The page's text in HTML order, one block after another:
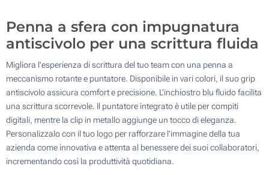
Penna a sfera con impugnatura
antiscivolo per una scrittura fluida
Migliora l'esperienza di scrittura del tuo team con una penna a
meccanismo rotante e puntatore. Disponibile in vari colori, il suo grip
antiscivolo assicura comfort e precisione. L'inchiostro blu fluido facilita
una scrittura scorrevole. Il puntatore integrato è utile per compiti
digitali, mentre la clip in metallo aggiunge un tocco di eleganza.
Personalizzalo con il tuo logo per rafforzare l'immagine della tua
azienda come innovativa e attenta al benessere dei suoi collaboratori,
incrementando così la produttività quotidiana.